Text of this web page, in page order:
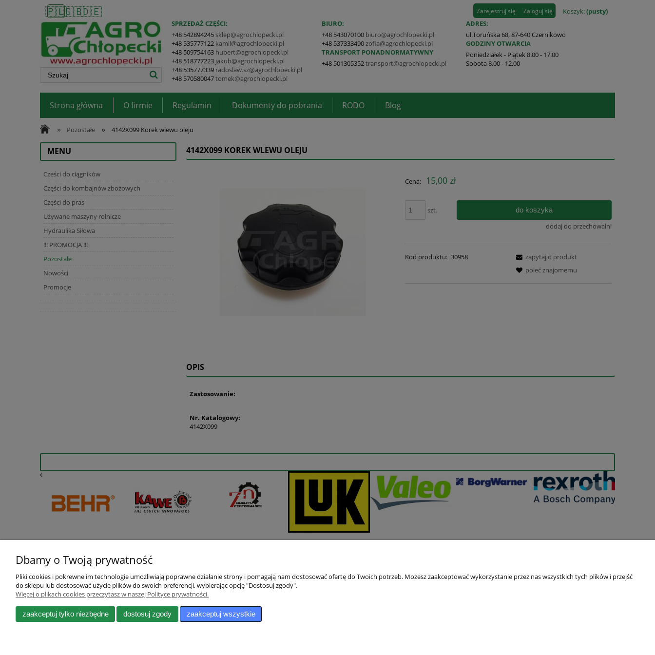
🇵🇱🇬🇧🇩🇪 Koszyk:(pusty)
Zarejestruj się Zaloguj się
SPRZEDAŻ CZĘŚCI:
+48 542894245 sklep@agrochlopecki.pl
+48 535777122 kamil@agrochlopecki.pl
+48 509754163 hubert@agrochlopecki.pl
+48 518777223 jakub@agrochlopecki.pl
+48 535777339 radoslaw.sz@agrochlopecki.pl
+48 570580047tomek@agrochlopecki.pl
BIURO:
+48 543070100 biuro@agrochlopecki.pl
+48 537333490 zofia@agrochlopecki.pl
TRANSPORT PONADNORMATYWNY
+48 501305352transport@agrochlopecki.pl
ADRES:
ul.Toruńska 68, 87-640 Czernikowo
GODZINY OTWARCIA
Poniedziałek - Piątek 8.00 - 17.00
Sobota 8.00 - 12.00
Strona główna O firmie Regulamin Dokumenty do pobrania RODO Blog
» Pozostałe » 4142X099 Korek wlewu oleju
MENU
Cześci do ciągników
Części do kombajnów zbożowych
Części do pras
Używane maszyny rolnicze
Hydraulika Siłowa
!!! PROMOCJA !!!
Pozostałe
Nowości
Promocje
4142X099 KOREK WLEWU OLEJU
Cena: 15,00 zł
szt. do koszyka
dodaj do przechowalni
Kod produktu: 30958
zapytaj o produkt
poleć znajomemu
OPIS
Zastosowanie:
Nr. Katalogowy:
4142X099
Pomoc
Zwroty i reklamacje
Dokumenty do pobrania
Moje konto
Twoje zamówienia
Ustawienia konta
Dbamy o Twoją prywatność
Pliki cookies i pokrewne im technologie umożliwiają poprawne działanie strony i pomagają nam dostosować ofertę do Twoich potrzeb. Możesz zaakceptować wykorzystanie przez nas wszystkich tych plików i przejść
do sklepu lub dostosować użycie plików do swoich preferencji, wybierając opcję "Dostosuj zgody".
Więcej o plikach cookies przeczytasz w naszej Polityce prywatności.
zaakceptuj tylko niezbędne dostosuj zgody zaakceptuj wszystkie